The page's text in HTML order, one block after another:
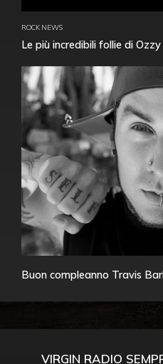
ROCK NEWS
Le più incredibili follie di
Buon compleanno Travis
VIRGIN RADIO